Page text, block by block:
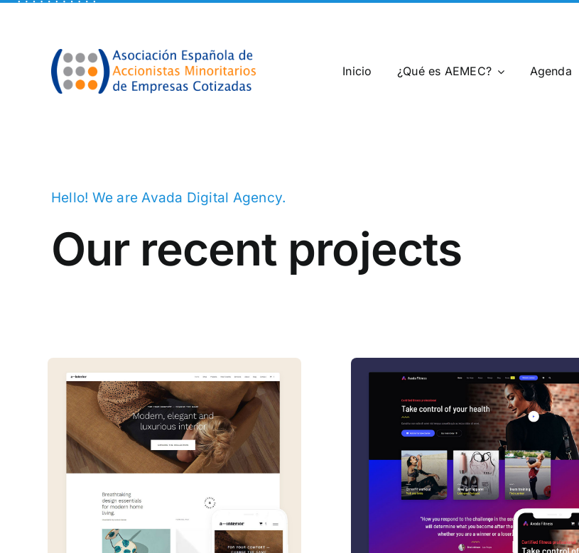
Inicio
¿Qué es AEMEC? Agenda
Hello! We are Avada Digital Agency.
Our recent projects